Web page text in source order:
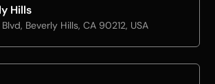
Hills
Beverly Hills, CA 90212, USA